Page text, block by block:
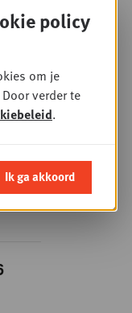
policy
om je
verder te
.
Ik ga akkoord